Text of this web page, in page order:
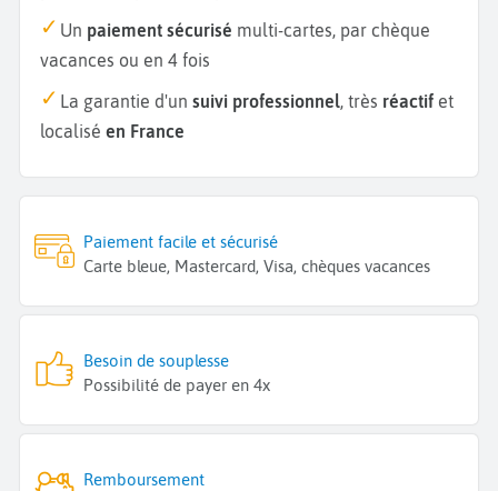
Un paiement sécurisé multi-cartes, par chèque
vacances ou en 4 fois
La garantie d'un suivi professionnel, très réactif et
localisé en France
Paiement facile et sécurisé
Carte bleue, Mastercard, Visa, chèques vacances
Besoin de souplesse
Possibilité de payer en 4x
Remboursement